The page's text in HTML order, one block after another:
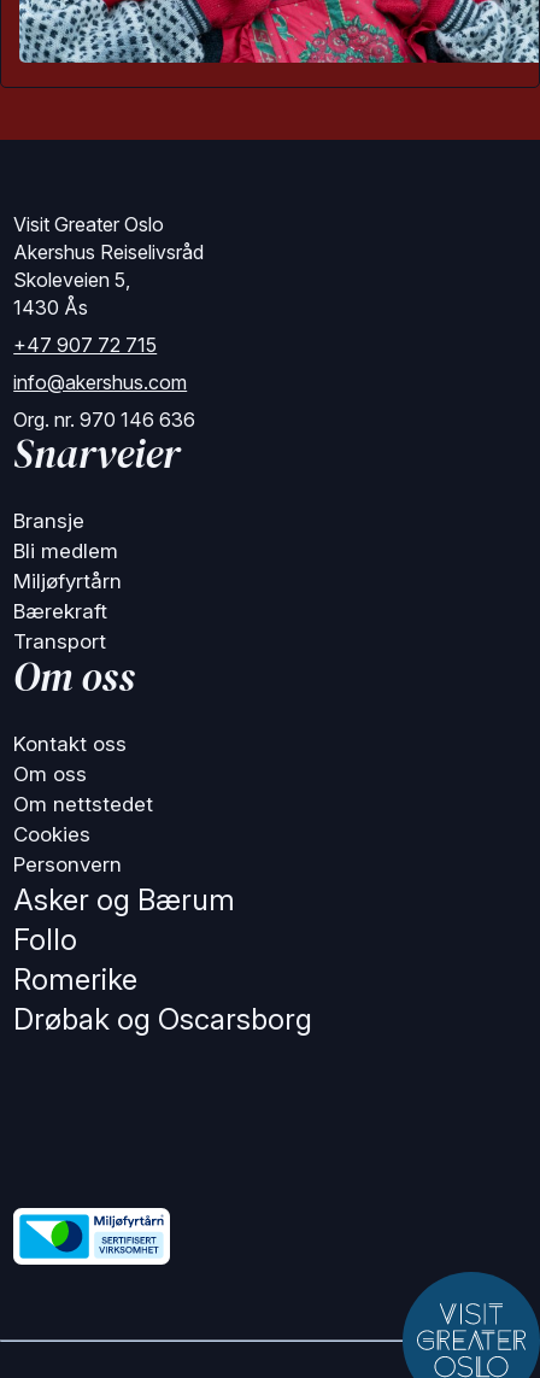
Visit Greater Oslo
Akershus Reiselivsråd
Skoleveien 5,
1430 Ås
+47 907 72 715
info@akershus.com
Org. nr. 970 146 636
Snarveier
Bransje
Bli medlem
Miljøfyrtårn
Bærekraft
Transport
Om oss
Kontakt oss
Om oss
Om nettstedet
Cookies
Personvern
Asker og Bærum
Follo
Romerike
Drøbak og Oscarsborg